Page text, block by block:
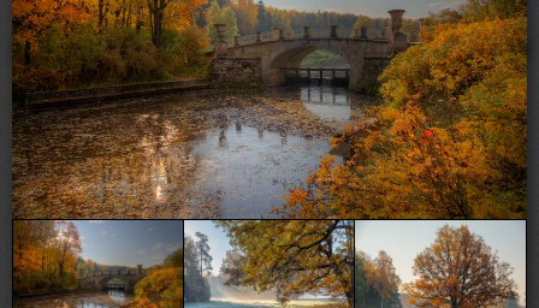
Loading...